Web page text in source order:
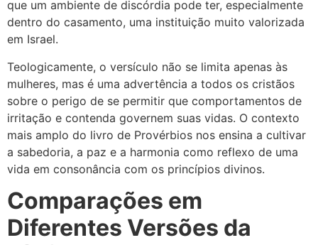
que um ambiente de discórdia pode ter, especialmente
dentro do casamento, uma instituição muito valorizada
em Israel.
Teologicamente, o versículo não se limita apenas às
mulheres, mas é uma advertência a todos os cristãos
sobre o perigo de se permitir que comportamentos de
irritação e contenda governem suas vidas. O contexto
mais amplo do livro de Provérbios nos ensina a cultivar
a sabedoria, a paz e a harmonia como reflexo de uma
vida em consonância com os princípios divinos.
Comparações em
Diferentes Versões da